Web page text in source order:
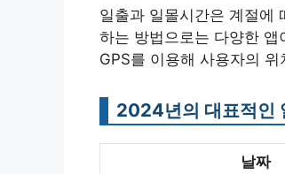
일출과 일몰시간은 계절에
하는 방법으로는 다양한
GPS를 이용해 사용자의
2024년의 대표적인
날짜